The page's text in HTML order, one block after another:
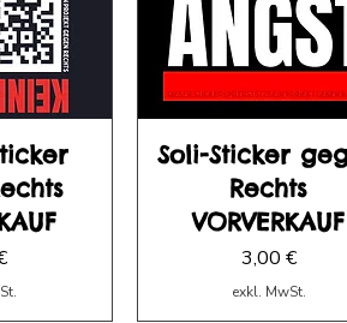
Soli-Sticker
Rechts
VORVERKAUF
Preis
3,00 €
exkl. MwSt.